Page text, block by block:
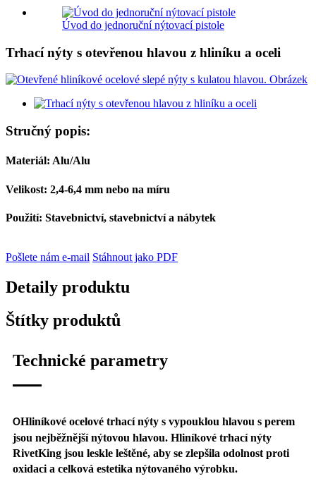
Úvod do jednoruční nýtovací pistole
Trhací nýty s otevřenou hlavou z hliníku a oceli
Stručný popis:
Materiál: Alu/Alu
Velikost: 2,4-6,4 mm nebo na míru
Použití: Stavebnictví, stavebnictví a nábytek
Pošlete nám e-mail Stáhnout jako PDF
Detaily produktu
Štítky produktů
Technické parametry
OHliníkové ocelové trhací nýty s vypouklou hlavou s perem
jsou nejběžnější nýtovou hlavou. Hliníkové trhací nýty
RivetKing jsou leskle leštěné, aby se zlepšila odolnost proti
oxidaci a celková estetika nýtovaného výrobku.